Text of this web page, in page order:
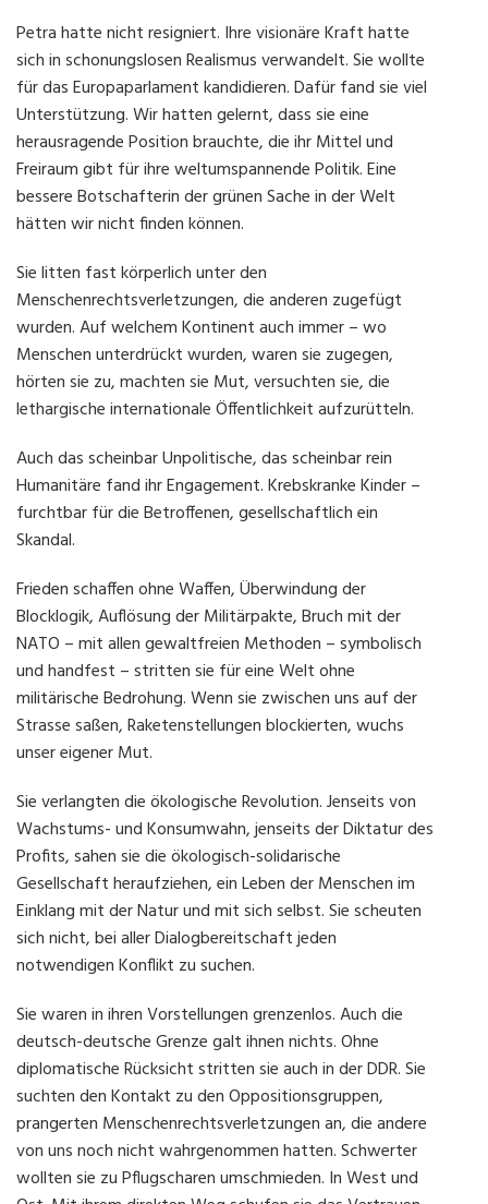
Petra hatte nicht resigniert. Ihre visionäre Kraft hatte
sich in schonungslosen Realismus verwandelt. Sie wollte
für das Europaparlament kandidieren. Dafür fand sie viel
Unterstützung. Wir hatten gelernt, dass sie eine
herausragende Position brauchte, die ihr Mittel und
Freiraum gibt für ihre weltumspannende Politik. Eine
bessere Botschafterin der grünen Sache in der Welt
hätten wir nicht finden können.
Sie litten fast körperlich unter den
Menschenrechtsverletzungen, die anderen zugefügt
wurden. Auf welchem Kontinent auch immer – wo
Menschen unterdrückt wurden, waren sie zugegen,
hörten sie zu, machten sie Mut, versuchten sie, die
lethargische internationale Öffentlichkeit aufzurütteln.
Auch das scheinbar Unpolitische, das scheinbar rein
Humanitäre fand ihr Engagement. Krebskranke Kinder –
furchtbar für die Betroffenen, gesellschaftlich ein
Skandal.
Frieden schaffen ohne Waffen, Überwindung der
Blocklogik, Auflösung der Militärpakte, Bruch mit der
NATO – mit allen gewaltfreien Methoden – symbolisch
und handfest – stritten sie für eine Welt ohne
militärische Bedrohung. Wenn sie zwischen uns auf der
Strasse saßen, Raketenstellungen blockierten, wuchs
unser eigener Mut.
Sie verlangten die ökologische Revolution. Jenseits von
Wachstums- und Konsumwahn, jenseits der Diktatur des
Profits, sahen sie die ökologisch-solidarische
Gesellschaft heraufziehen, ein Leben der Menschen im
Einklang mit der Natur und mit sich selbst. Sie scheuten
sich nicht, bei aller Dialogbereitschaft jeden
notwendigen Konflikt zu suchen.
Sie waren in ihren Vorstellungen grenzenlos. Auch die
deutsch-deutsche Grenze galt ihnen nichts. Ohne
diplomatische Rücksicht stritten sie auch in der DDR. Sie
suchten den Kontakt zu den Oppositionsgruppen,
prangerten Menschenrechtsverletzungen an, die andere
von uns noch nicht wahrgenommen hatten. Schwerter
wollten sie zu Pflugscharen umschmieden. In West und